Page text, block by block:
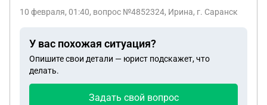
наследники должны сами отвезти в ГИБДД
оттуда ответ ,предоставить ответ из ГИБДД
нотариусу. И только после этого он даст
свидетельство о праве на наследство. Законны ли
10 февраля, 01:40, вопрос №4852324, Ирина, г. Саранск
У вас похожая ситуация?
Опишите свои детали — юрист подскажет, что
делать.
Задать свой вопрос